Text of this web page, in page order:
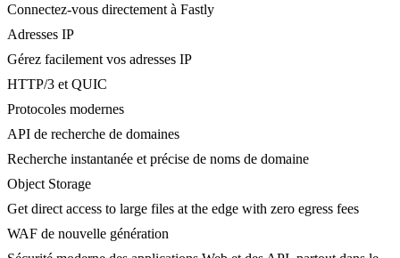
Connectez-vous directement à Fastly
Adresses IP
Gérez facilement vos adresses IP
HTTP/3 et QUIC
Protocoles modernes
API de recherche de domaines
Recherche instantanée et précise de noms de domaine
Object Storage
Get direct access to large files at the edge with zero egress fees
WAF de nouvelle génération